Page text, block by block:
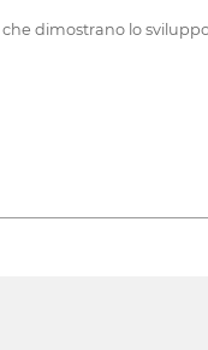
dimostrano lo